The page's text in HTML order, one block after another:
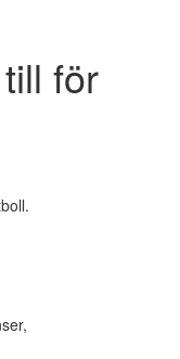
för